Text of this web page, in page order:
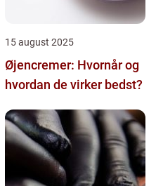
15 august 2025
Øjencremer: Hvornår og
hvordan de virker bedst?